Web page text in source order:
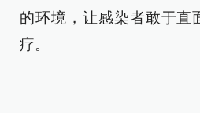
的环境，让感染者敢于直
疗。